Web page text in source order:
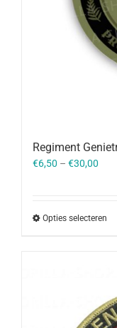
Regiment
€6,50 – €30,00
Opties selecteren